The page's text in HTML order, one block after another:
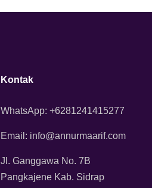
Kontak
WhatsApp: +6281241415277
Email: info@annurmaarif.com
Jl. Ganggawa No. 7B
Pangkajene Kab. Sidrap